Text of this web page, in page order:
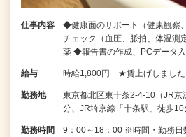
仕事内容
◆健康面のサポート（健康観察
チェック（血圧、脈拍、体温
薬 ◆報告書の作成、PCデータ入
給与 時給1,800円 ★賃上げしました
勤務地
東京都北区東十条2-4-10（JR京
分、JR埼京線「十条駅」徒歩10
勤務時間
9：00～18：00 ※時間・勤務日